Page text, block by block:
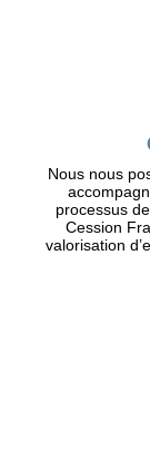
Nous nous
processus
Cession
valorisation